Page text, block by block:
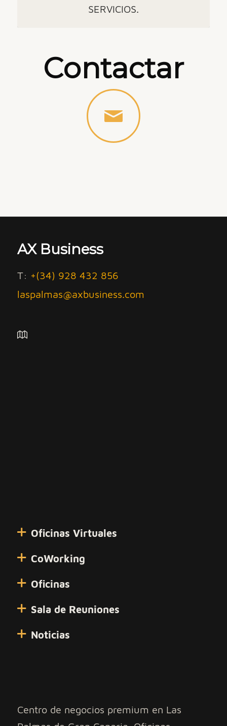
SERVICIOS.
Contactar
AX Business
T: +(34) 928 432 856
laspalmas@axbusiness.com
Oficinas Virtuales
CoWorking
Oficinas
Sala de Reuniones
Noticias
Centro de negocios premium en Las